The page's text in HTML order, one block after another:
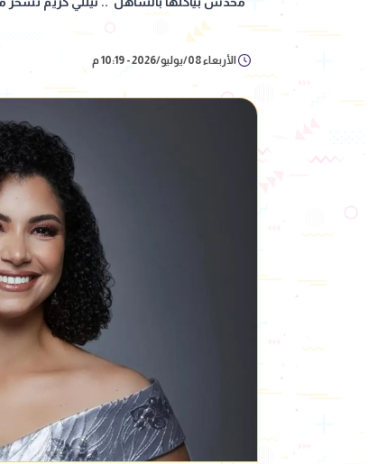
الأربعاء 08/يوليو/2026 - 10:19 م